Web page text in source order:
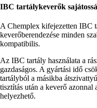
IBC tartálykeverők
A Chemplex kifejezetten IBC
keverőberendezése minden
kompatibilis.
Az IBC tartály használata a
gazdaságos. A gyártási idő
tartályból a másikba
tisztítás után a keverő azonnal
helyezhető.